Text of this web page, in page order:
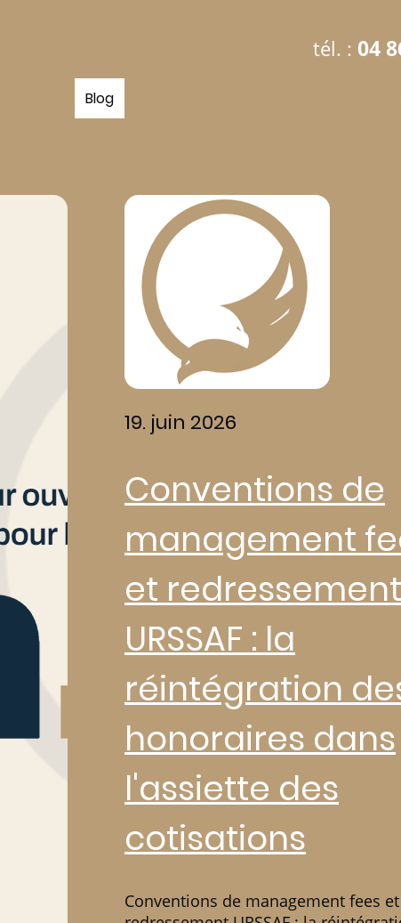
tél. : 04
Blog
19. juin 2026
Conventions de
management
et redressement
URSSAF : la
réintégration
honoraires dans
l'assiette des
cotisations
Conventions de management fees et